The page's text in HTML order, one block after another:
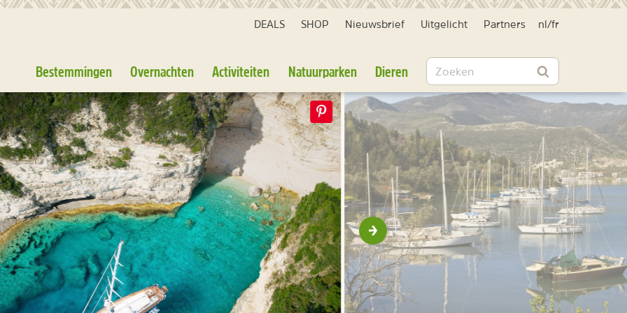
DEALS SHOP Nieuwsbrief Uitgelicht Partners nl /fr
Bestemmingen Overnachten Activiteiten Natuurparken Dieren Zoeken
Zoeken
Volgende